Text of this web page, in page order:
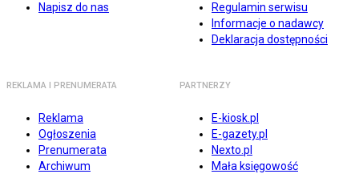
Napisz do nas
Regulamin serwisu
Informacje o nadawcy
Deklaracja dostępności
REKLAMA I PRENUMERATA
Reklama
Ogłoszenia
Prenumerata
Archiwum
PARTNERZY
E-kiosk.pl
E-gazety.pl
Nexto.pl
Mała księgowość